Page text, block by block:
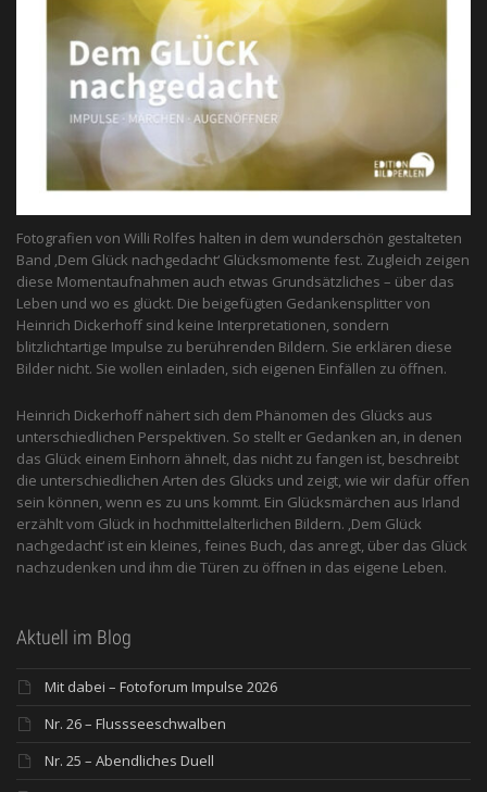
Fotografien von Willi Rolfes halten in dem wunderschön gestalteten
Band ‚Dem Glück nachgedacht‘ Glücksmomente fest. Zugleich zeigen
diese Momentaufnahmen auch etwas Grundsätzliches – über das
Leben und wo es glückt. Die beigefügten Gedankensplitter von
Heinrich Dickerhoff sind keine Interpretationen, sondern
blitzlichtartige Impulse zu berührenden Bildern. Sie erklären diese
Bilder nicht. Sie wollen einladen, sich eigenen Einfällen zu öffnen.
Heinrich Dickerhoff nähert sich dem Phänomen des Glücks aus
unterschiedlichen Perspektiven. So stellt er Gedanken an, in denen
das Glück einem Einhorn ähnelt, das nicht zu fangen ist, beschreibt
die unterschiedlichen Arten des Glücks und zeigt, wie wir dafür offen
sein können, wenn es zu uns kommt. Ein Glücksmärchen aus Irland
erzählt vom Glück in hochmittelalterlichen Bildern. ‚Dem Glück
nachgedacht‘ ist ein kleines, feines Buch, das anregt, über das Glück
nachzudenken und ihm die Türen zu öffnen in das eigene Leben.
Aktuell im Blog
Mit dabei – Fotoforum Impulse 2026
Nr. 26 – Flussseeschwalben
Nr. 25 – Abendliches Duell